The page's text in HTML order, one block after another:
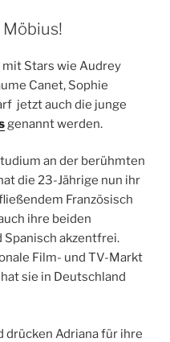
Stars wie Audrey
Canet, Sophie
jetzt auch die junge
genannt werden.
an der berühmten
die 23-Jährige nun ihr
Französisch
ihre beiden
akzentfrei.
Film- und TV-Markt
sie in Deutschland
Adriana für ihre